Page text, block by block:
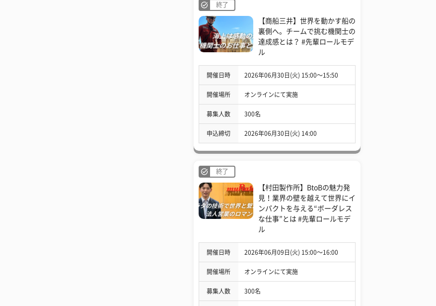
終了
【商船三井】世界を動かす船の
裏側へ。チームで挑む機関士の
達成感とは？ #先輩ロールモデ
ル
開催日時 2026年06月30日(火) 15:00〜15:50
開催場所 オンラインにて実施
募集人数 300名
申込締切 2026年06月30日(火) 14:00
終了
【村田製作所】BtoBの魅力発
見！業界の壁を越えて世界にイ
ンパクトを与える“ボーダレス
な仕事”とは #先輩ロールモデ
ル
開催日時 2026年06月09日(火) 15:00〜16:00
開催場所 オンラインにて実施
募集人数 300名